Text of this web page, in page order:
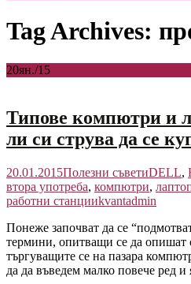
Tag Archives:
20ян./15
Типове компютри и
ли си струва да се
20.01.2015Полезни съветиDELL,
втора употреба, компютри,
работни станцииkvantadmin
Понеже започват да се
термини, опитващи се да опишат
търгуващите се на пазара
да да въведем малко повече ред и